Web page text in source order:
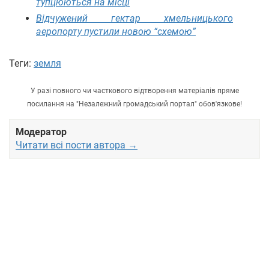
Відчужений гектар хмельницького
аеропорту пустили новою “схемою”
Теги: земля
У разі повного чи часткового відтворення матеріалів пряме
посилання на "Незалежний громадський портал" обов'язкове!
Модератор
Читати всі пости автора →